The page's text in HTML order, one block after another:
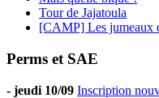
Tour de Jajatoula
[CAMP] Les jumeaux
Perms et SAE
- jeudi 10/09 Inscription